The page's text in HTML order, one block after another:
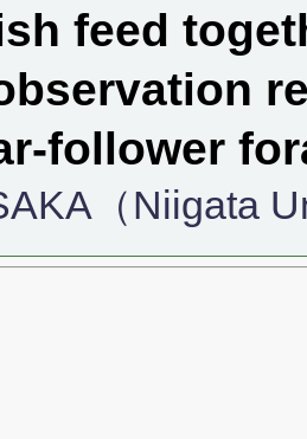
feed
follower
（Niigata